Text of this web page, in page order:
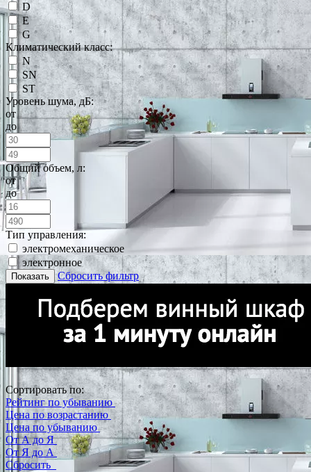
D
E
G
Климатический класс:
N
SN
ST
Уровень шума, дБ:
от
до
Общий объем, л:
от
до
Тип управления:
электромеханическое
электронное
Показать Сбросить фильтр
Сортировать по:
Рейтинг по убыванию
Цена по возрастанию
Цена по убыванию
От А до Я
От Я до А
Сбросить